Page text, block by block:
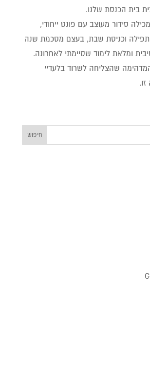
בית הכנסת שלנו.
סידור מעוצב עם פונט ייחודי,
תפילה וכניסת שבת, בעצם מסכמת שנה
ומלאת לימוד שסיימתי לאחרונה.
שהצליחה לשרוד בלעדיי